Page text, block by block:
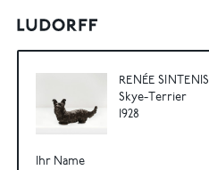
RENÉE SINTENIS
Skye-Terrier
1928
Ihr Name